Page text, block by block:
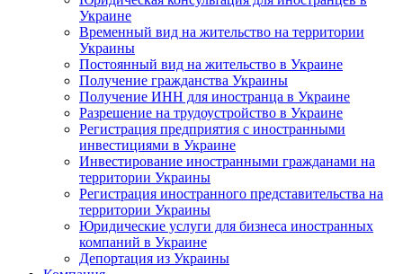
Украине
Временный вид на жительство на территории
Украины
Постоянный вид на жительство в Украине
Получение гражданства Украины
Получение ИНН для иностранца в Украине
Разрешение на трудоустройство в Украине
Регистрация предприятия с иностранными
инвестициями в Украине
Инвестирование иностранными гражданами на
территории Украины
Регистрация иностранного представительства на
территории Украины
Юридические услуги для бизнеса иностранных
компаний в Украине
Депортация из Украины